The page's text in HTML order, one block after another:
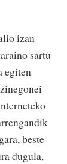
izan
sartu
egiten
beste
dugula,